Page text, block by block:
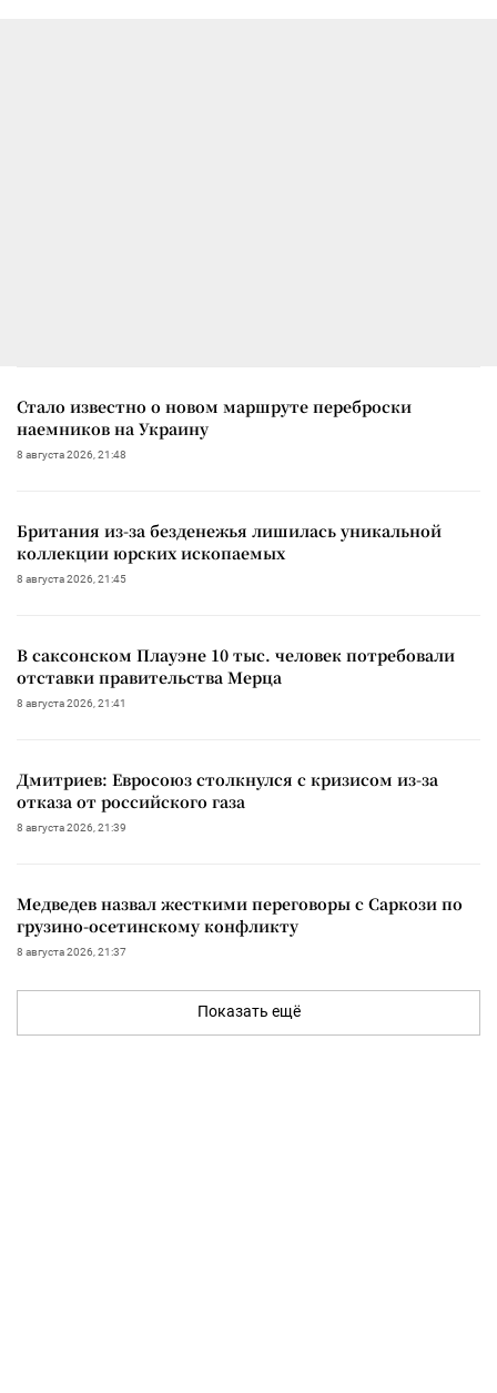
Стало известно о новом маршруте переброски
наемников на Украину
8 августа 2026, 21:48
Британия из-за безденежья лишилась уникальной
коллекции юрских ископаемых
8 августа 2026, 21:45
В саксонском Плауэне 10 тыс. человек потребовали
отставки правительства Мерца
8 августа 2026, 21:41
Дмитриев: Евросоюз столкнулся с кризисом из-за
отказа от российского газа
8 августа 2026, 21:39
Медведев назвал жесткими переговоры с Саркози по
грузино-осетинскому конфликту
8 августа 2026, 21:37
Показать ещё